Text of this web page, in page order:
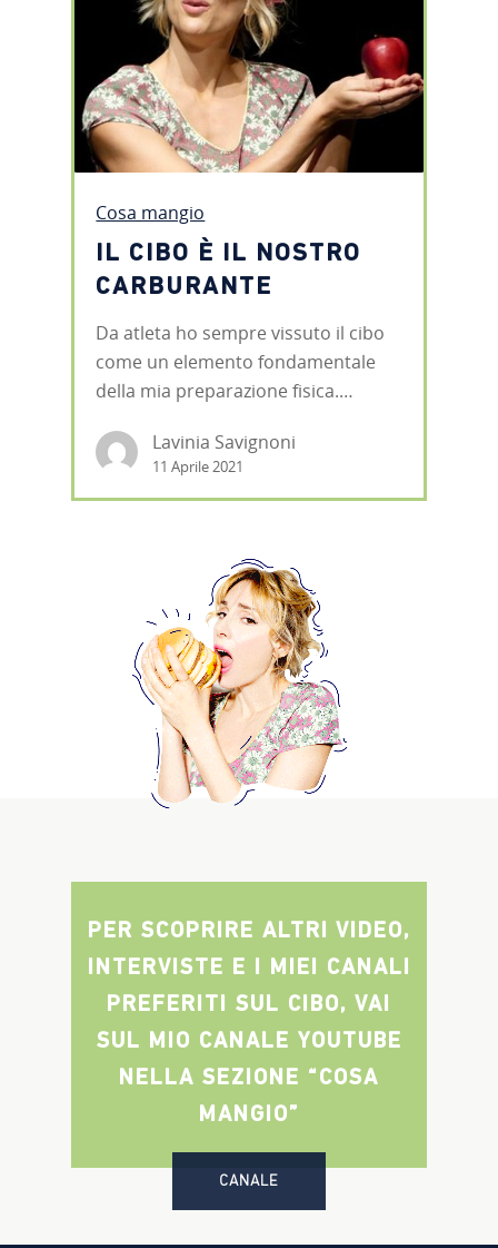
Cosa mangio
IL CIBO È IL NOSTRO
CARBURANTE
Da atleta ho sempre vissuto il cibo
come un elemento fondamentale
della mia preparazione fisica.…
Lavinia Savignoni
11 Aprile 2021
PER SCOPRIRE ALTRI VIDEO,
INTERVISTE E I MIEI CANALI
PREFERITI SUL CIBO, VAI
SUL MIO CANALE YOUTUBE
NELLA SEZIONE “COSA
MANGIO”
CANALE